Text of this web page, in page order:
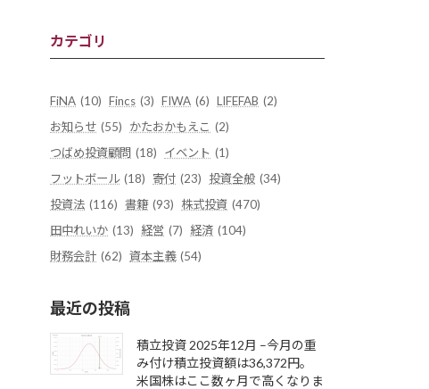
カテゴリ
FiNA (10) Fincs (3) FIWA (6) LIFEFAB (2)
お知らせ (55) かたおかもえこ (2)
つばめ投資顧問 (18) イベント (1)
フットボール (18) 寄付 (23) 投資全般 (34)
投資法 (116) 書籍 (93) 株式投資 (470)
田中れいか (13) 経営 (7) 経済 (104)
財務会計 (62) 資本主義 (54)
最近の投稿
積立投資 2025年12月 –今月の重
み付け積立投資額は36,372円。
米国株はここ数ヶ月で高くなりま